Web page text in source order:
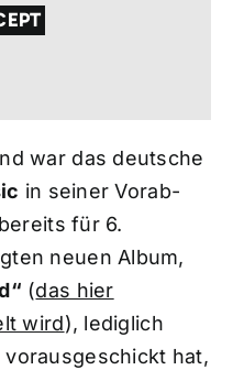
war das deutsche
in seiner Vorab-
für 6.
neuen Album,
(das hier
wird), lediglich
hat,